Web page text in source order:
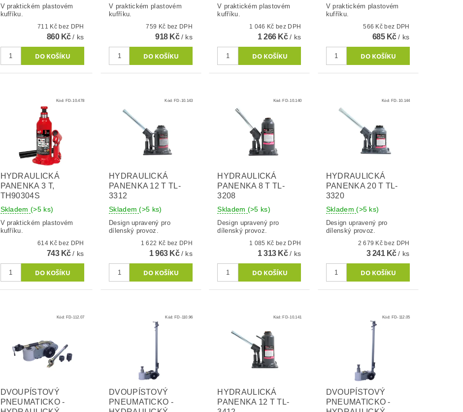
V praktickém plastovém
kufříku.
711 Kč bez DPH
860 Kč/ ks
V praktickém plastovém
kufříku.
759 Kč bez DPH
918 Kč/ ks
V praktickém plastovém
kufříku.
1 046 Kč bez DPH
1 266 Kč/ ks
V praktickém plastovém
kufříku.
566 Kč bez DPH
685 Kč/ ks
Kód: FD-10.478
HYDRAULICKÁ
PANENKA 3 T,
TH90304S
Skladem(>5 ks)
V praktickém plastovém
kufříku.
614 Kč bez DPH
743 Kč/ ks
Kód: FD-10.143
HYDRAULICKÁ
PANENKA 12 T TL-
3312
Skladem(>5 ks)
Design upravený pro
dílenský provoz.
1 622 Kč bez DPH
1 963 Kč/ ks
Kód:FD-10.140
HYDRAULICKÁ
PANENKA 8 T TL-
3208
Skladem (>5 ks)
Design upravený pro
dílenský provoz.
1 085 Kč bez DPH
1 313 Kč/ ks
Kód: FD-10.144
HYDRAULICKÁ
PANENKA 20 T TL-
3320
Skladem(>5 ks)
Design upravený pro
dílenský provoz.
2 679 Kč bez DPH
3 241 Kč/ ks
Kód: FD-112.07
DVOUPÍSTOVÝ
PNEUMATICKO -
Kód: FD-110.96
DVOUPÍSTOVÝ
PNEUMATICKO -
Kód:FD-10.141
HYDRAULICKÁ
PANENKA 12 T TL-
Kód: FD-112.05
DVOUPÍSTOVÝ
PNEUMATICKO -